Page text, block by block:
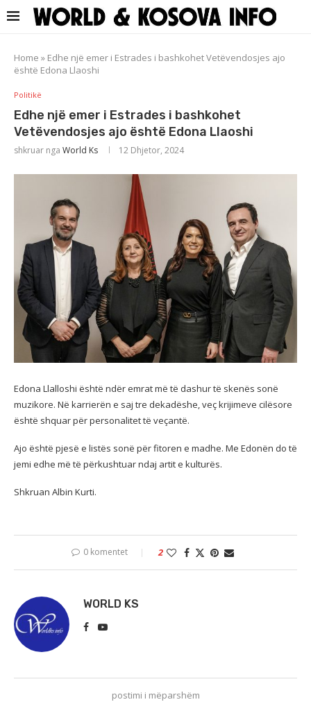
Home » Edhe një emer i Estrades i bashkohet Vetëvendosjes ajo
është Edona Llaoshi
Politikë
Edhe një emer i Estrades i bashkohet
Vetëvendosjes ajo është Edona Llaoshi
shkruar nga World Ks 12 Dhjetor, 2024
Edona Llalloshi është ndër emrat më të dashur të skenës sonë
muzikore. Në karrierën e saj tre dekadëshe, veç krijimeve cilësore
është shquar për personalitet të veçantë.
Ajo është pjesë e listës sonë për fitoren e madhe. Me Edonën do të
jemi edhe më të përkushtuar ndaj artit e kulturës.
Shkruan Albin Kurti.
0 komentet 2
WORLD KS
postimi i mëparshëm